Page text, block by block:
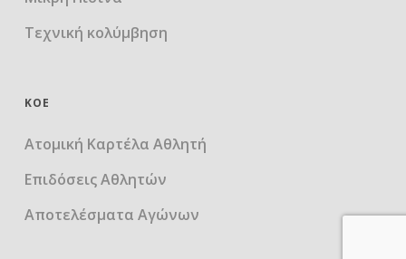
Τεχνική κολύμβηση
ΚΟΕ
Ατομική Καρτέλα Αθλητή
Επιδόσεις Αθλητών
Αποτελέσματα Αγώνων